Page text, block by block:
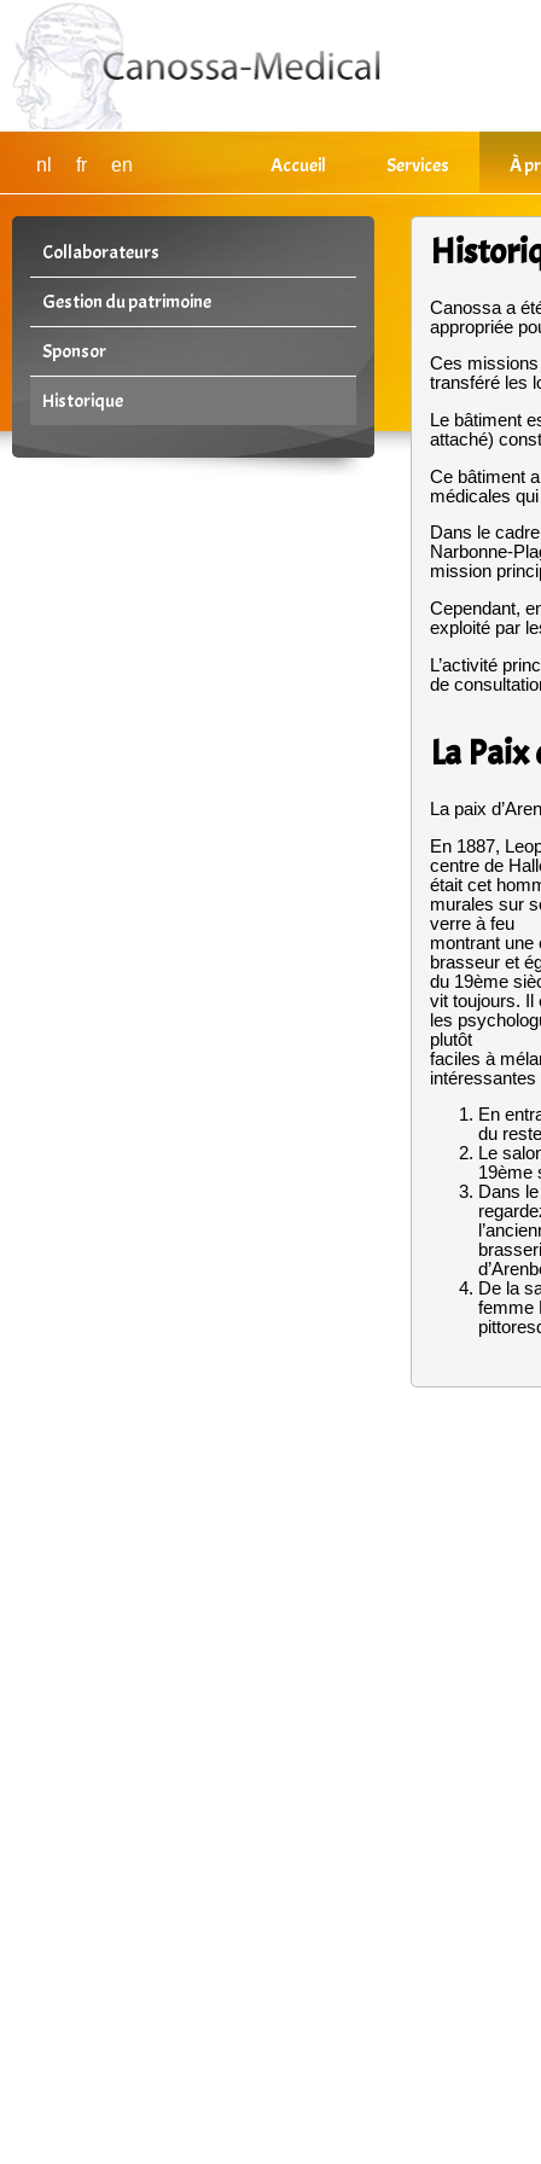
Accueil Services À
nl fr en
Collaborateurs
Gestion du patrimoine
Sponsor
Historique
Canossa a
appropriée
Ces
transféré les
Le bâtiment
attaché)
Ce bâtiment
médicales
Dans le
Narbonne-
mission
Cependant,
exploité par
L’activité
de
La
La paix
En 1887,
centre de
était cet
murales sur
verre à feu
montrant une
brasseur et
du 19ème
vit toujours. Il
les
plutôt
faciles à
En
du
Le
19ème
Dans
De la
femme